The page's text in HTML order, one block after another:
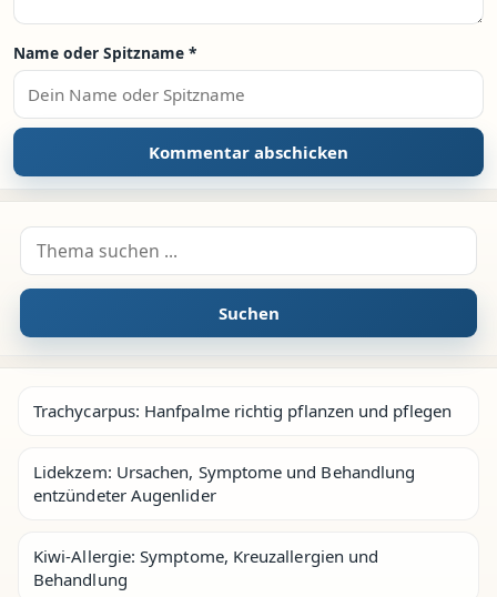
Name oder Spitzname *
Suche nach:
Suchen
Trachycarpus: Hanfpalme richtig pflanzen und pflegen
Lidekzem: Ursachen, Symptome und Behandlung
entzündeter Augenlider
Kiwi-Allergie: Symptome, Kreuzallergien und
Behandlung